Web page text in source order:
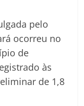
pelo
ocorreu no
de
às
de 1,8